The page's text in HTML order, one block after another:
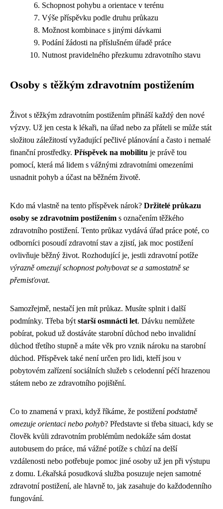
Schopnost pohybu a orientace v terénu
Výše příspěvku podle druhu průkazu
Možnost kombinace s jinými dávkami
Podání žádosti na příslušném úřadě práce
Nutnost pravidelného přezkumu zdravotního stavu
Osoby s těžkým zdravotním postižením
Život s těžkým zdravotním postižením přináší každý den nové
výzvy. Už jen cesta k lékaři, na úřad nebo za přáteli se může stát
složitou záležitostí vyžadující pečlivé plánování a často i nemalé
finanční prostředky. Příspěvek na mobilitu je právě tou
pomocí, která má lidem s vážnými zdravotními omezeními
usnadnit pohyb a účast na běžném životě.
Kdo má vlastně na tento příspěvek nárok? Držitelé průkazu
osoby se zdravotním postižením s označením těžkého
zdravotního postižení. Tento průkaz vydává úřad práce poté, co
odborníci posoudí zdravotní stav a zjistí, jak moc postižení
ovlivňuje běžný život. Rozhodující je, jestli zdravotní potíže
výrazně omezují schopnost pohybovat se a samostatně se
přemisťovat.
Samozřejmě, nestačí jen mít průkaz. Musíte splnit i další
podmínky. Třeba být starší osmnácti let. Dávku nemůžete
pobírat, pokud už dostáváte starobní důchod nebo invalidní
důchod třetího stupně a máte věk pro vznik nároku na starobní
důchod. Příspěvek také není určen pro lidi, kteří jsou v
pobytovém zařízení sociálních služeb s celodenní péčí hrazenou
státem nebo ze zdravotního pojištění.
Co to znamená v praxi, když říkáme, že postiženípodstatně
omezuje orientaci nebo pohyb? Představte si třeba situaci, kdy se
člověk kvůli zdravotním problémům nedokáže sám dostat
autobusem do práce, má vážné potíže s chůzí na delší
vzdálenosti nebo potřebuje pomoc jiné osoby už jen při výstupu
z domu. Lékařská posudková služba posuzuje nejen samotné
zdravotní postižení, ale hlavně to, jak zasahuje do každodenního
fungování.